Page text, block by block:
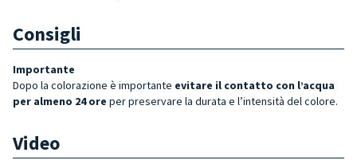
Consigli
Importante
Dopo la colorazione è importante evitare il contatto con l’acqua
per almeno 24 ore per preservare la durata e l’intensità del colore.
Video